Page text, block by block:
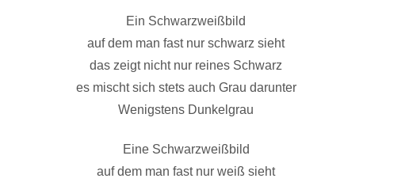
Ein Schwarzweißbild
auf dem man fast nur schwarz sieht
das zeigt nicht nur reines Schwarz
es mischt sich stets auch Grau darunter
Wenigstens Dunkelgrau
Eine Schwarzweißbild
auf dem man fast nur weiß sieht